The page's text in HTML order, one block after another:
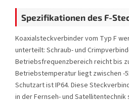
Spezifikationen des F-
Koaxialsteckverbinder vom Typ F
unterteilt: Schraub- und
Betriebsfrequenzbereich reicht bis
Betriebstemperatur liegt zwischen -
Schutzart ist IP64. Diese
in der Fernseh- und Satellitentechnik